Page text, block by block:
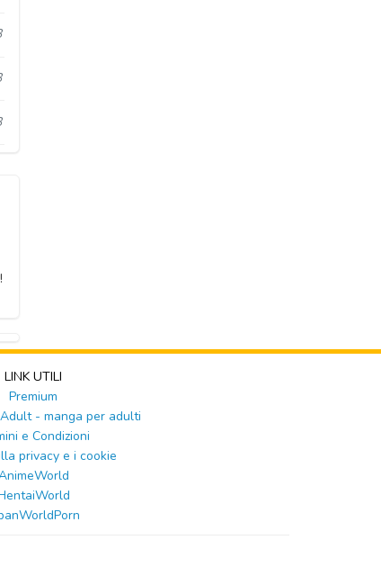
LINK UTILI
Premium
- manga per adulti
e Condizioni
privacy e i cookie